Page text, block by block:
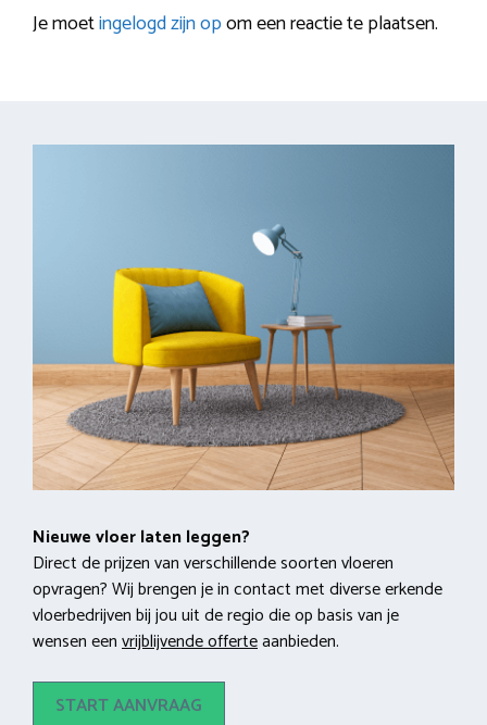
Je moetingelogd zijn opom een reactie te plaatsen.
Nieuwe vloer laten leggen?
Direct de prijzen van verschillende soorten vloeren
opvragen? Wij brengen je in contact met diverse erkende
vloerbedrijven bij jou uit de regio die op basis van je
wensen eenvrijblijvende offerteaanbieden.
START AANVRAAG